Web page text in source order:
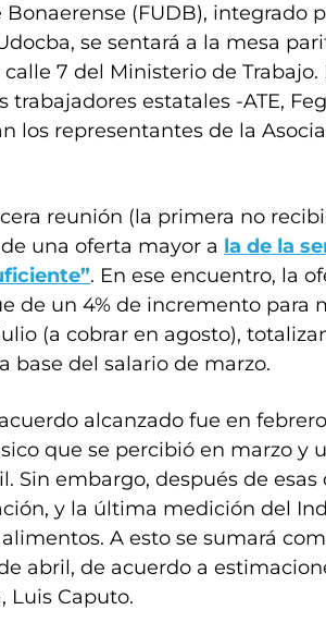
(FUDB), integrado
se sentará a la mesa
7 del Ministerio de Trabajo.
trabajadores estatales -ATE,
los representantes de la
reunión (la primera no
una oferta mayor a la de la
. En ese encuentro, la
de un 4% de incremento para
(a cobrar en agosto),
base del salario de marzo.
alcanzado fue en
que se percibió en marzo y
Sin embargo, después de esas
y la última medición del
A esto se sumará
abril, de acuerdo a
Luis Caputo.